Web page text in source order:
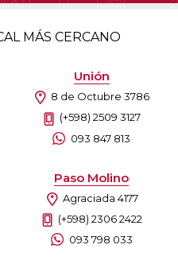
MÁS CERCANO
Unión
8 de Octubre 3786
(+598) 2509 3127
093 847 813
Paso Molino
Agraciada 4177
(+598) 2306 2422
093 798 033